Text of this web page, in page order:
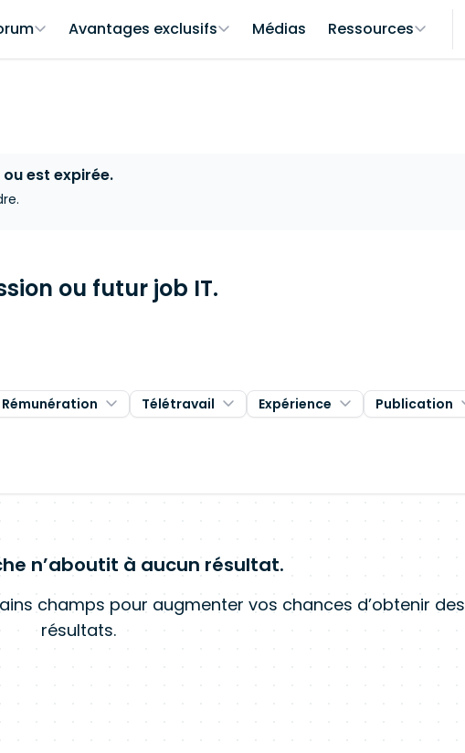
Avantages exclusifs Médias Ressources
est expirée.
ou futur job IT.
Rémunération Télétravail Expérience Publication
n’aboutit à aucun résultat.
champs pour augmenter vos chances d’obtenir des
résultats.